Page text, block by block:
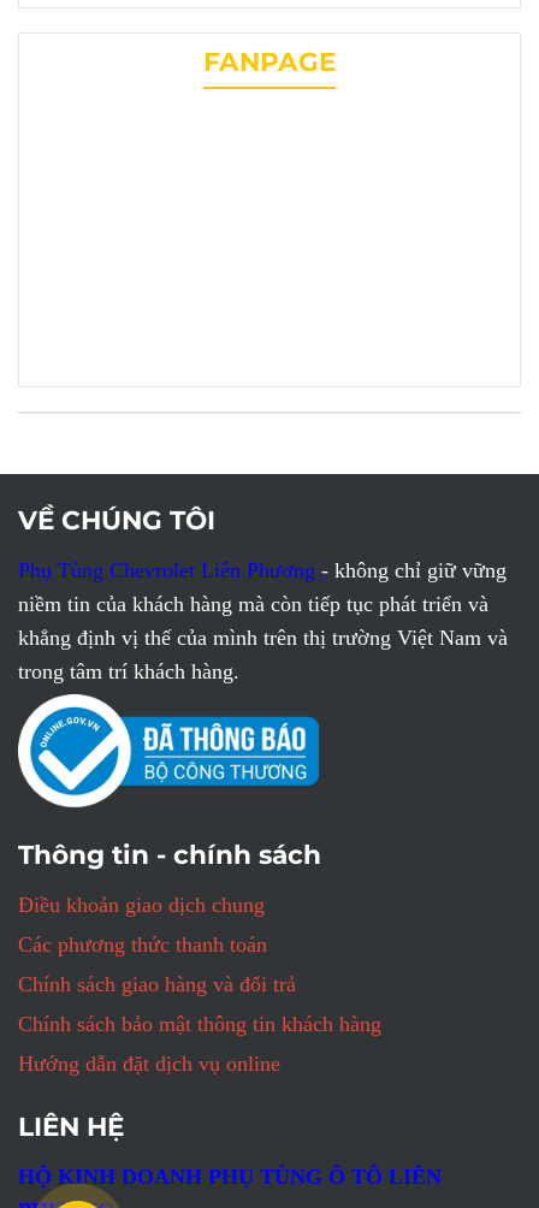
mặt của phụ tùng
chevrolet liên
FANPAGE
VỀ CHÚNG TÔI
Phụ Tùng Chevrolet Liên Phương - không chỉ giữ vững
niềm tin của khách hàng mà còn tiếp tục phát triển và
khẳng định vị thế của mình trên thị trường Việt Nam và
trong tâm trí khách hàng.
Thông tin - chính sách
Điều khoản giao dịch chung
Các phương thức thanh toán
Chính sách giao hàng và đổi trả
Chính sách bảo mật thông tin khách hàng
Hướng dẫn đặt dịch vụ online
LIÊN HỆ
HỘ KINH DOANH PHỤ TÙNG Ô TÔ LIÊN